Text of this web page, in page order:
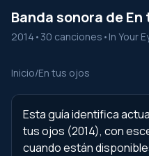
Banda sonora de
2014 • 30 canciones • In Your
Inicio/En tus ojos
Esta guía identifica
tus ojos (2014), con
cuando están